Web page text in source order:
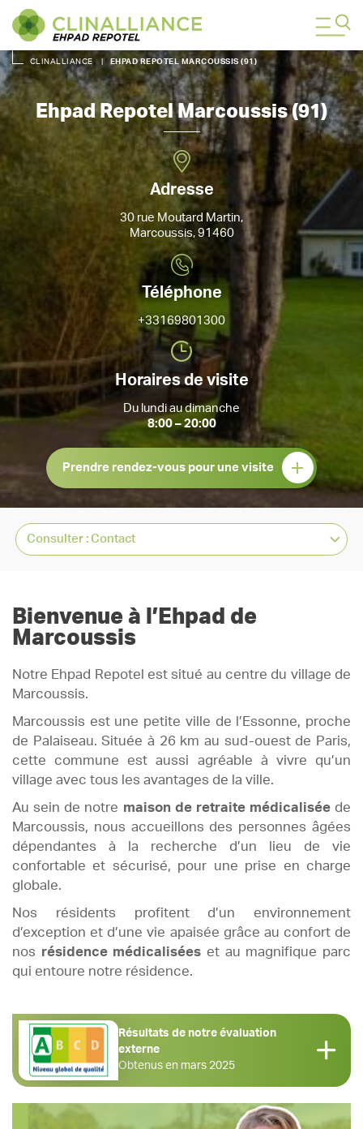
CLINALLIANCE EHPAD REPOTEL MARCOUSSIS (91)
Ehpad Repotel Marcoussis (91)
Adresse
30 rue Moutard Martin,
Marcoussis, 91460
Téléphone
+33169801300
Horaires de visite
Du lundi au dimanche
8:00 – 20:00
Prendre rendez-vous pour une visite
Bienvenue à l’Ehpad de
Marcoussis
Notre Ehpad Repotel est situé au centre du village de
Marcoussis.
Marcoussis est une petite ville de l’Essonne, proche
de Palaiseau. Située à 26 km au sud-ouest de Paris,
cette commune est aussi agréable à vivre qu’un
village avec tous les avantages de la ville.
Au sein de notre maison de retraite médicaliséede
Marcoussis, nous accueillons des personnes âgées
dépendantes à la recherche d’un lieu de vie
confortable et sécurisé, pour une prise en charge
globale.
Nos résidents profitent d’un environnement
d’exception et d’une vie apaisée grâce au confort de
nos résidence médicalisées et au magnifique parc
qui entoure notre résidence.
Résultats de notre évaluation
externe
Obtenus en mars 2025